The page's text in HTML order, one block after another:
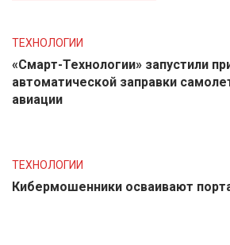
ТЕХНОЛОГИИ
«Смарт-Технологии» запустили
автоматической заправки
авиации
ТЕХНОЛОГИИ
Кибермошенники осваивают